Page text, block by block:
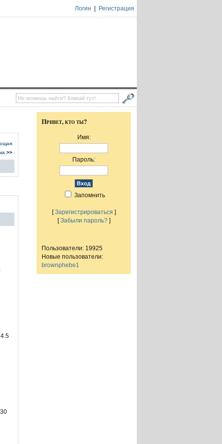
Логин Регистрация
>>
Привет, кто ты?
Имя:
Пароль:
Запомнить
[Зарегистрироваться ]
[Забыли пароль?]
Пользователи: 19925
Новые пользователи:
brownphebe1